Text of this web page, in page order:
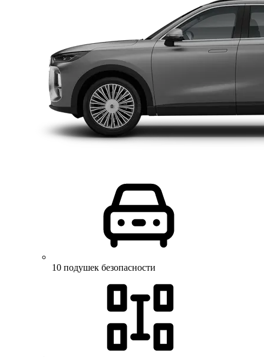
10 подушек безопасности